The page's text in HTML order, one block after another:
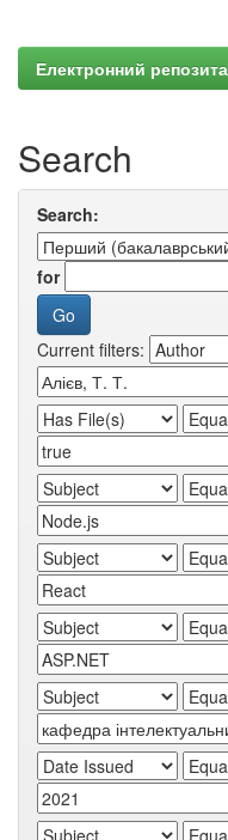
Електронний
Search
Search:
for
Current filters: